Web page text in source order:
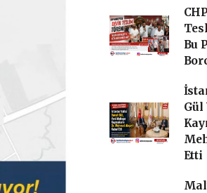
Bu
Gül
Etti